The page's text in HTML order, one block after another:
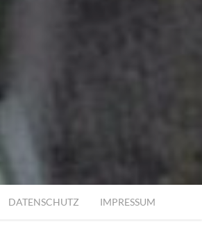
DATENSCHUTZ IMPRESSUM